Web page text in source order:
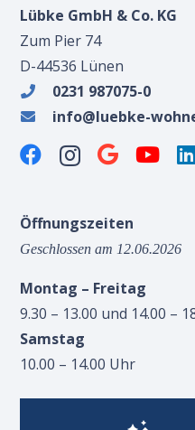
Lübke GmbH & Co. KG
Zum Pier 74
D-44536 Lünen
0231 987075-0
info@luebke-
Öffnungszeiten
Geschlossen am 12.06.2026
Montag – Freitag
9.30 – 13.00 und 14.00 –
Samstag
10.00 – 14.00 Uhr